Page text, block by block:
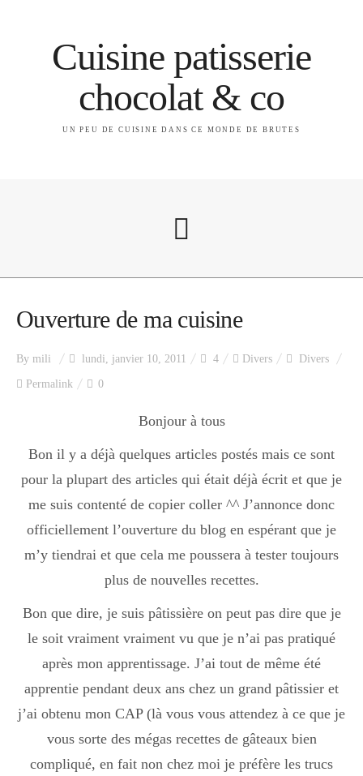
Cuisine patisserie
chocolat & co
UN PEU DE CUISINE DANS CE MONDE DE BRUTES
A propos
Index des recettes
Catégories
Apéro
Entrée
plats
Dessert
Boisson chaudes
Ouverture de ma cuisine
By mili lundi, janvier 10, 2011 4 Divers Divers
Permalink 0
Bonjour à tous
Bon il y a déjà quelques articles postés mais ce sont
pour la plupart des articles qui était déjà écrit et que je
me suis contenté de copier coller ^^ J’annonce donc
officiellement l’ouverture du blog en espérant que je
m’y tiendrai et que cela me poussera à tester toujours
plus de nouvelles recettes.
Bon que dire, je suis pâtissière on peut pas dire que je
le soit vraiment vraiment vu que je n’ai pas pratiqué
après mon apprentissage. J’ai tout de même été
apprentie pendant deux ans chez un grand pâtissier et
j’ai obtenu mon CAP (là vous vous attendez à ce que je
vous sorte des mégas recettes de gâteaux bien
compliqué, en fait non chez moi je préfère les trucs